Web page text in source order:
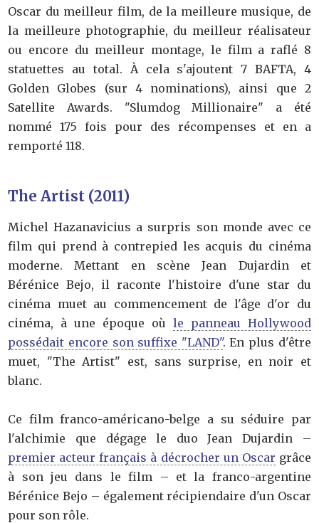
Oscar du meilleur film, de la meilleure musique, de
la meilleure photographie, du meilleur réalisateur
ou encore du meilleur montage, le film a raflé 8
statuettes au total. À cela s'ajoutent 7 BAFTA, 4
Golden Globes (sur 4 nominations), ainsi que 2
Satellite Awards. "Slumdog Millionaire" a été
nommé 175 fois pour des récompenses et en a
remporté 118.
The Artist (2011)
Michel Hazanavicius a surpris son monde avec ce
film qui prend à contrepied les acquis du cinéma
moderne. Mettant en scène Jean Dujardin et
Bérénice Bejo, il raconte l'histoire d'une star du
cinéma muet au commencement de l'âge d'or du
cinéma, à une époque où le panneau Hollywood
possédait encore son suffixe "LAND". En plus d'être
muet, "The Artist" est, sans surprise, en noir et
blanc.
Ce film franco-américano-belge a su séduire par
l'alchimie que dégage le duo Jean Dujardin –
premier acteur français à décrocher un Oscar grâce
à son jeu dans le film – et la franco-argentine
Bérénice Bejo – également récipiendaire d'un Oscar
pour son rôle.